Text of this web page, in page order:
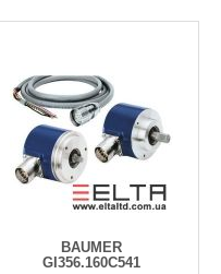
BAUMER
GI356.160C541